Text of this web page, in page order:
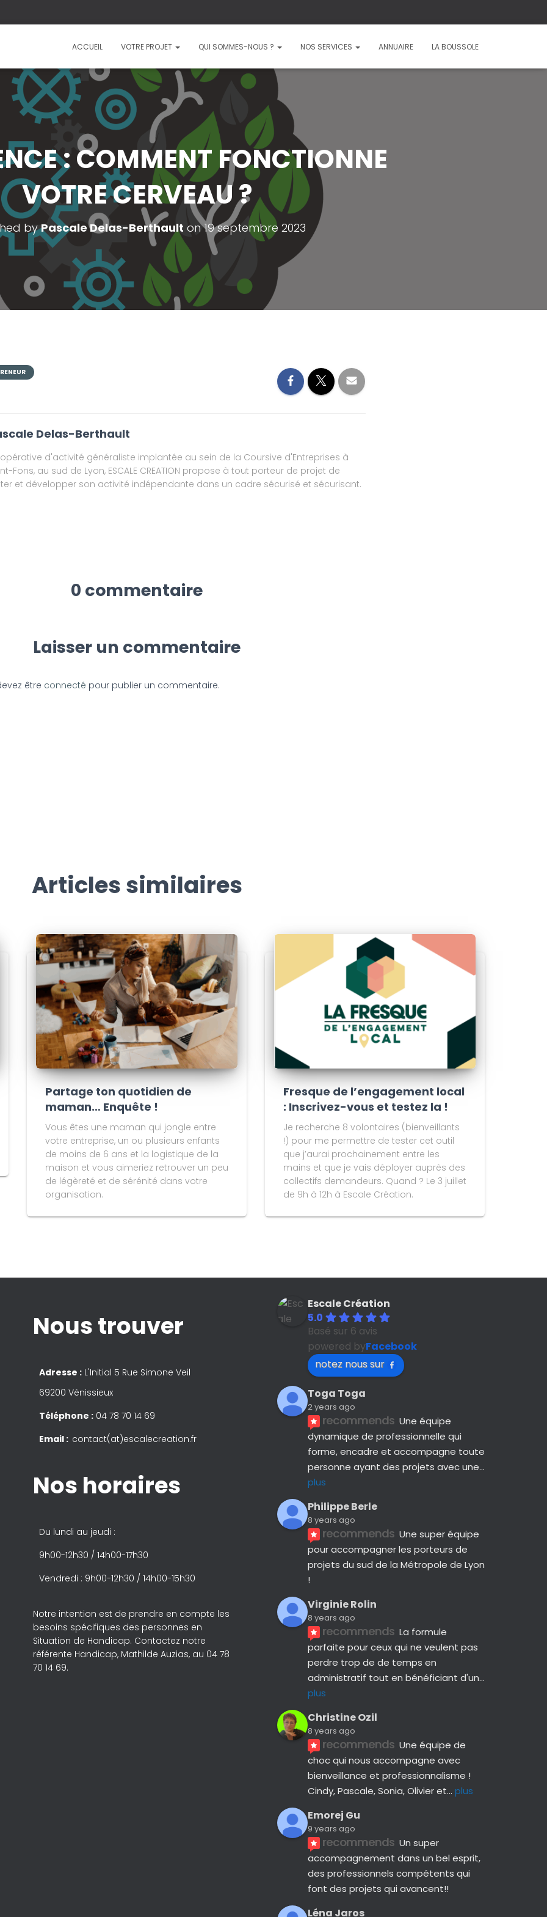
ACCUEIL VOTRE PROJET QUI SOMMES-NOUS ? NOS SERVICES ANNUAIRE LA BOUSSOLE
: COMMENT FONCTIONNE
VOTRE CERVEAU ?
byPascale Delas-Berthault on19 septembre 2023
Delas-Berthault
d'activité généraliste implantée au sein de la Coursive d'Entreprises à
Fons, au sud de Lyon, ESCALE CREATION propose à tout porteur de projet de
et développer son activité indépendante dans un cadre sécurisé et sécurisant.
0 commentaire
Laisser un commentaire
être connecté pour publier un commentaire.
Articles similaires
Partage ton quotidien de
maman… Enquête !
Vous êtes une maman qui jongle entre
votre entreprise, un ou plusieurs enfants
de moins de 6 ans et la logistique de la
maison et vous aimeriez retrouver un peu
de légèreté et de sérénité dans votre
organisation.
Fresque de l’engagement local
: Inscrivez-vous et testez la !
Je recherche 8 volontaires (bienveillants
!) pour me permettre de tester cet outil
que j’aurai prochainement entre les
mains et que je vais déployer auprès des
collectifs demandeurs. Quand ? Le 3 juillet
de 9h à 12h à Escale Création.
Nous trouver
Adresse : L'Initial 5 Rue Simone Veil
69200 Vénissieux
Téléphone : 04 78 70 14 69
Email : contact(at)escalecreation.fr
Nos horaires
Du lundi au jeudi :
9h00-12h30 / 14h00-17h30
Vendredi : 9h00-12h30 / 14h00-15h30
Notre intention est de prendre en compte les
besoins spécifiques des personnes en
Situation de Handicap. Contactez notre
référente Handicap, Mathilde Auzias, au 04 78
70 14 69.
Escale Création
5.0
Basé sur 6 avis
powered byFacebook
notez nous sur
Toga Toga
2 years ago
recommends Une équipe
dynamique de professionnelle qui
forme, encadre et accompagne toute
personne ayant des projets avec une
plus
Philippe Berle
8 years ago
recommends Une super équipe
pour accompagner les porteurs de
projets du sud de la Métropole de Lyon
!
Virginie Rolin
8 years ago
recommends La formule
parfaite pour ceux qui ne veulent pas
perdre trop de de temps en
administratif tout en bénéficiant d'un
plus
Christine Ozil
8 years ago
recommends Une équipe de
choc qui nous accompagne avec
bienveillance et professionnalisme !
Cindy, Pascale, Sonia, Olivier et... plus
Emorej Gu
9 years ago
recommends Un super
accompagnement dans un bel esprit,
des professionnels compétents qui
font des projets qui avancent!!
Léna Jaros